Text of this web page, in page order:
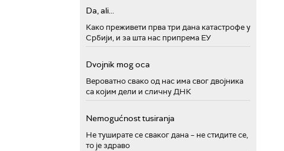
Da, ali...
Како преживети прва три дана катастрофе у
Србији, и за шта нас припрема ЕУ
Dvojnik mog oca
Вероватно свако од нас има свог двојника
са којим дели и сличну ДНК
Nemogućnost tusiranja
Не туширате се сваког дана – не стидите се,
то је здраво